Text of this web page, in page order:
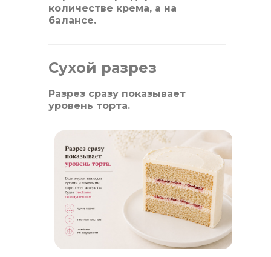
количестве крема, а на
балансе.
Сухой разрез
Разрез сразу показывает
уровень торта.